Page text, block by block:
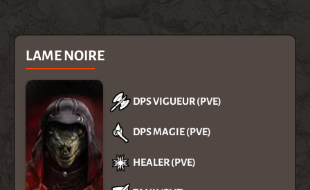
LAME NOIRE
DPS VIGUEUR (PVE)
DPS MAGIE (PVE)
HEALER (PVE)